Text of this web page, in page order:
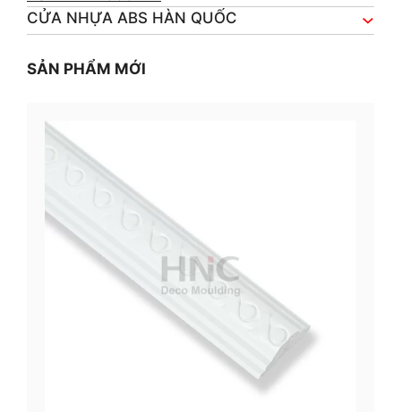
CỬA NHỰA ABS HÀN QUỐC
SẢN PHẨM MỚI